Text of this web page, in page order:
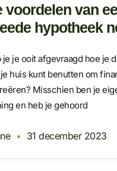
voordelen van
hypotheek
je je ooit afgevraagd hoe je
huis kunt benutten om
Misschien ben je
en heb je gehoord
31 december 2023